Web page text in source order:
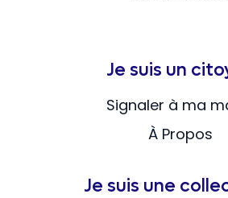
Je suis un
Signaler à ma
À Propos
Je suis une